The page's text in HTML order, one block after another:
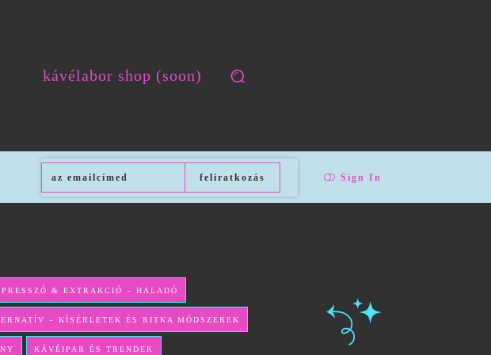
kávélabor shop (soon)
feliratkozás Sign In
& EXTRAKCIÓ – HALADÓ
– KÍSÉRLETEK ÉS RITKA MÓDSZEREK
KÁVÉIPAR ÉS TRENDEK